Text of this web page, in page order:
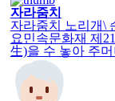
자라줌치
자라줌치 노리개\
요민속문화재 제
生)을 수 놓아 주